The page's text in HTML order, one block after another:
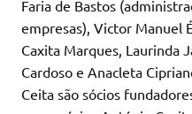
Faria de Bastos
empresas), Victor Manuel
Caxita Marques, Laurinda
Cardoso e Anacleta
Ceita são sócios